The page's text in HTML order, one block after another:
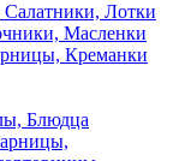
Лотки
Масленки
Креманки
Блюдца